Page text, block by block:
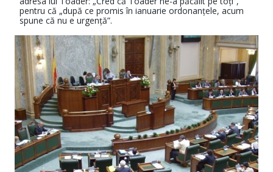
pentru că „după ce promis în ianuarie ordonanțele, acum
spune că nu e urgență”.